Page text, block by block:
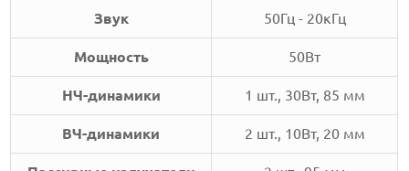
Звук 50Гц - 20кГц
Мощность 50Вт
НЧ-динамики 1 шт., 30Вт, 85 мм
ВЧ-динамики 2 шт., 10Вт, 20 мм